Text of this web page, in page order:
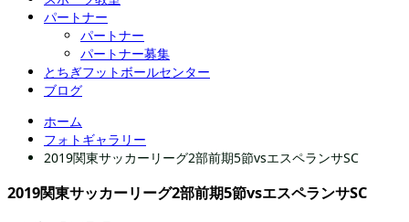
パートナー
パートナー
パートナー募集
とちぎフットボールセンター
ブログ
ホーム
フォトギャラリー
2019関東サッカーリーグ2部前期5節vsエスペランサSC
2019関東サッカーリーグ2部前期5節vsエスペランサSC